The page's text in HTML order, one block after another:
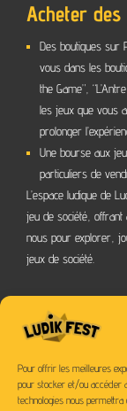
Pour offrir les meilleures
pour stocker et/ou accéder
technologies nous
Acheter
Des boutiques sur
vous dans les
the Game”,
les jeux que vous
prolonger
Une bourse aux
particuliers de
L’espace ludique de
jeu de société, offrant
nous pour explorer,
jeux de société.